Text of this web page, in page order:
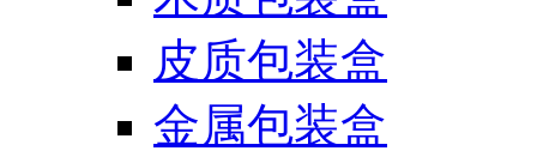
皮质包装盒
金属包装盒